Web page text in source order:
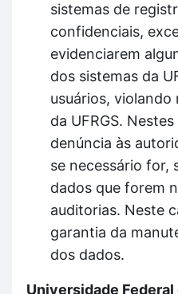
sistemas de
confidenciais,
evidenciarem
dos sistemas da
usuários,
da UFRGS.
denúncia às
se necessário for,
dados que forem
auditorias. Neste
garantia da
dos dados.
Universidade Federal